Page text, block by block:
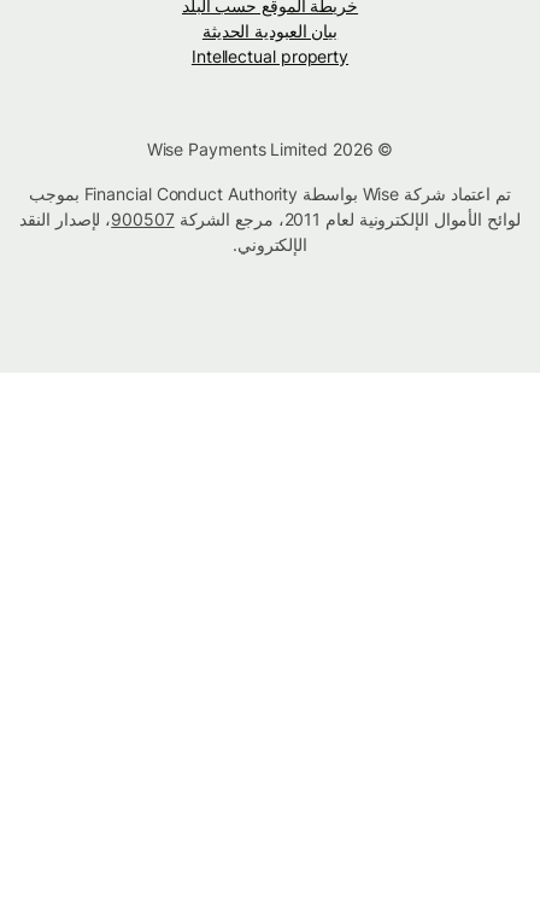
خريطة الموقع حسب البلد
بيان العبودية الحديثة
Intellectual property
تم اعتماد شركة Wise بواسطة Financial Conduct Authority بموجب
لوائح الأموال الإلكترونية لعام 2011، مرجع الشركة
900507، لإصدار النقد
الإلكتروني.